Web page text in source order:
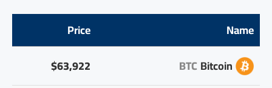
Name
Price
Bitcoin
BTC
$63,922